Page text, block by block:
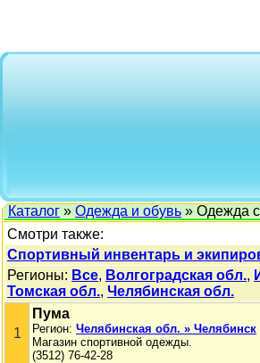
Каталог » Одежда и обувь » Одежда
Смотри также:
Спортивный инвентарь и
Регионы: Все, Волгоградская обл.,
Томская обл., Челябинская обл.
1
Пума
Регион: Челябинская обл. » Челябинск
Магазин спортивной одежды.
(3512) 76-42-28